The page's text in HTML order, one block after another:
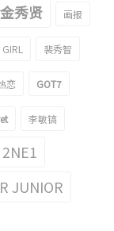
金秀贤 画报
裴秀智
恋 GOT7
李敏镐
2NE1
JUNIOR